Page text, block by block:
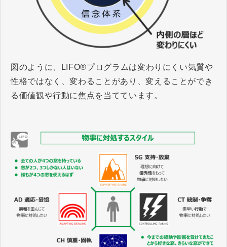
図のように、LIFO®プログラムは変わりにくい気質や
性格ではなく、変わることがあり、変えることができ
る価値観や行動に焦点を当てています。